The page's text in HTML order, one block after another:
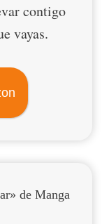
contigo
vayas.
de Manga